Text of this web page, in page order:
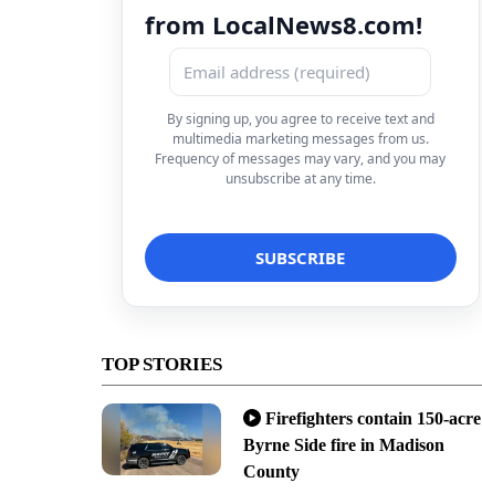
from LocalNews8.com!
By signing up, you agree to receive text and
multimedia marketing messages from us.
Frequency of messages may vary, and you may
unsubscribe at any time.
TOP STORIES
Firefighters contain 150-acre
Byrne Side fire in Madison
County